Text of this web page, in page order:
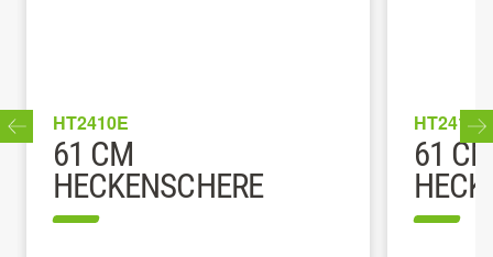
HT2410E
61 CM
HECKENSCHERE
HT2411E
61